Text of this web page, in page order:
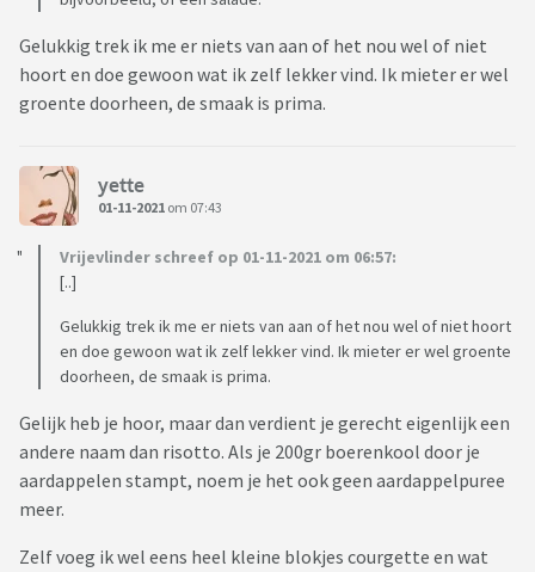
Gelukkig trek ik me er niets van aan of het nou wel of niet
hoort en doe gewoon wat ik zelf lekker vind. Ik mieter er wel
groente doorheen, de smaak is prima.
yette
01-11-2021 om 07:43
Vrijevlinder schreef op 01-11-2021 om 06:57:
[..]
Gelukkig trek ik me er niets van aan of het nou wel of niet hoort
en doe gewoon wat ik zelf lekker vind. Ik mieter er wel groente
doorheen, de smaak is prima.
Gelijk heb je hoor, maar dan verdient je gerecht eigenlijk een
andere naam dan risotto. Als je 200gr boerenkool door je
aardappelen stampt, noem je het ook geen aardappelpuree
meer.
Zelf voeg ik wel eens heel kleine blokjes courgette en wat